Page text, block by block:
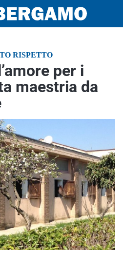
RISPETTO
per i
maestria da